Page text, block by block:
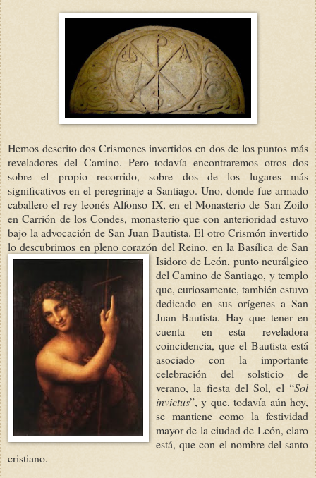
Hemos descrito dos Crismones invertidos en dos de los puntos más
reveladores del Camino. Pero todavía encontraremos otros dos
sobre el propio recorrido, sobre dos de los lugares más
significativos en el peregrinaje a Santiago. Uno, donde fue armado
caballero el rey leonés Alfonso IX, en el Monasterio de San Zoilo
en Carrión de los Condes, monasterio que con anterioridad estuvo
bajo la advocación de San Juan Bautista. El otro Crismón invertido
lo descubrimos en pleno corazón del Reino, en la Basílica de San
Isidoro de León, punto neurálgico
del Camino de Santiago, y templo
que, curiosamente, también estuvo
dedicado en sus orígenes a San
Juan Bautista. Hay que tener en
cuenta en esta reveladora
coincidencia, que el Bautista está
asociado con la importante
celebración del solsticio de
verano, la fiesta del Sol, el “Sol
invictus”, y que, todavía aún hoy,
se mantiene como la festividad
mayor de la ciudad de León, claro
está, que con el nombre del santo
cristiano.